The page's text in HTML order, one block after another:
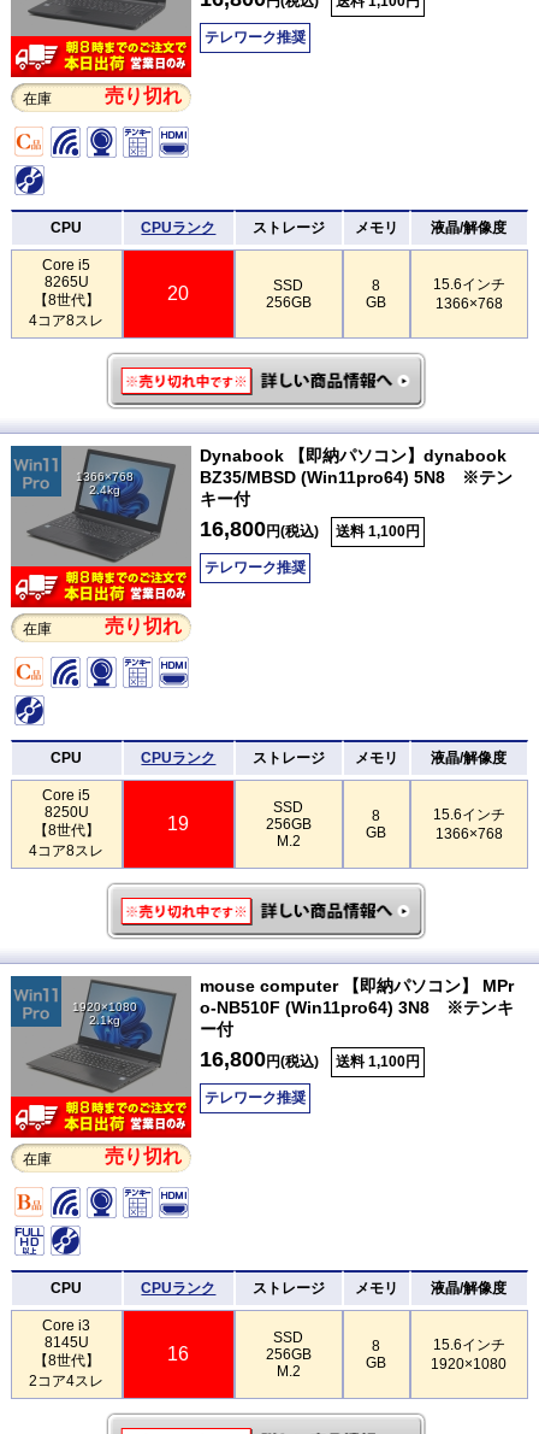
在庫 売り切れ
テレワーク推奨
CPU CPUランク ストレージ メモリ 液晶/解像度
Core i5
8265U
【8世代】
4コア8スレ
20
SSD
256GB
8
GB
15.6インチ
1366×768
1366×768
2.4kg
在庫 売り切れ
Dynabook 【即納パソコン】dynabook
BZ35/MBSD (Win11pro64) 5N8 ※テン
キー付
16,800円(税込) 送料 1,100円
テレワーク推奨
CPU CPUランク ストレージ メモリ 液晶/解像度
Core i5
8250U
【8世代】
4コア8スレ
19
SSD
256GB
M.2
8
GB
15.6インチ
1366×768
1920×1080
2.1kg
在庫 売り切れ
mouse computer 【即納パソコン】 MPr
o-NB510F (Win11pro64) 3N8 ※テンキ
ー付
16,800円(税込) 送料 1,100円
テレワーク推奨
CPU CPUランク ストレージ メモリ 液晶/解像度
Core i3
8145U
【8世代】
2コア4スレ
16
SSD
256GB
M.2
8
GB
15.6インチ
1920×1080